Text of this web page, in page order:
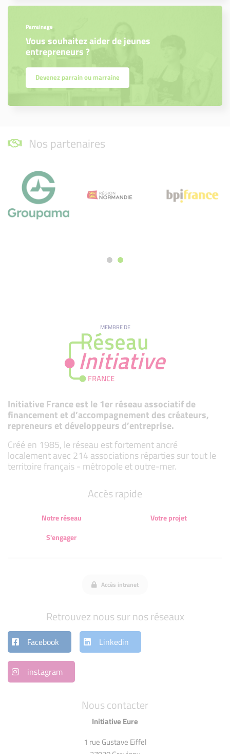
Parrainage
Vous souhaitez aider de jeunes
entrepreneurs ?
Devenez parrain ou marraine
Nos partenaires
MEMBRE DE
Initiative France est le 1er réseau associatif de
financement et d’accompagnement des créateurs,
repreneurs et développeurs d’entreprise.
Créé en 1985, le réseau est fortement ancré
localement avec 214 associations réparties sur tout le
territoire français - métropole et outre-mer.
Nous contacter
Initiative Eure
1 rue Gustave Eiffel
Accès rapide
Notre réseau
Votre projet
S'engager
Accès intranet
Retrouvez nous sur nos réseaux
Facebook Linkedin
instagram